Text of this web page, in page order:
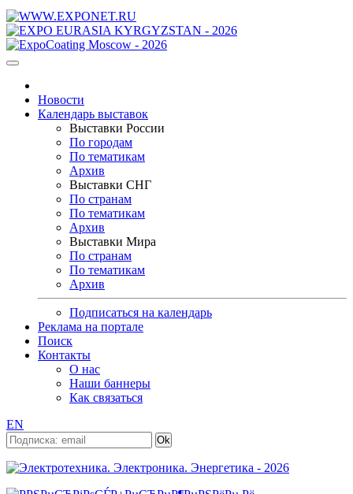
Новости
Календарь выставок
Выставки России
По городам
По тематикам
Архив
Выставки СНГ
По странам
По тематикам
Архив
Выставки Мира
По странам
По тематикам
Архив
Подписаться на календарь
Реклама на портале
Поиск
Контакты
О нас
Наши баннеры
Как связаться
EN